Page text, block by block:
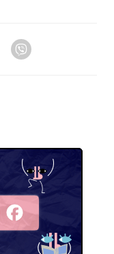
Telegram